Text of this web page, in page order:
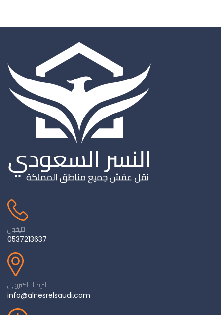
التليفون
0537213637
البريد الالكتروني
info@alnesrelsaudi.com